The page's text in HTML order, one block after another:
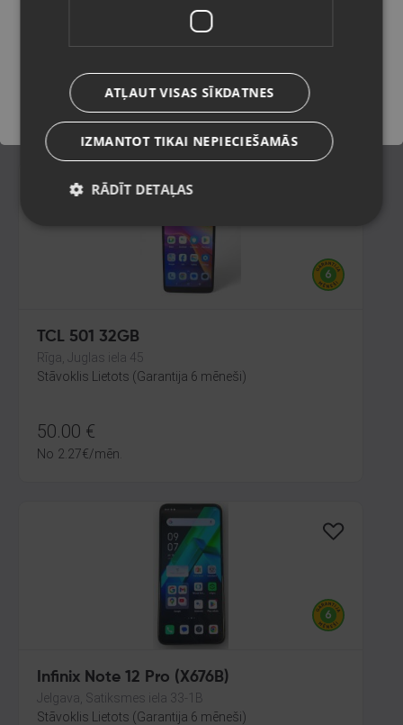
Stāvoklis Lietots (Garantija 6 mēneši)
100.00 €
4.55€/mēn.
TCL 501 32GB
Rīga, Juglas iela 45
Stāvoklis Lietots (Garantija 6 mēneši)
50.00 €
No 2.27€/mēn.
Infinix Note 12 Pro (X676B)
Jelgava, Satiksmes iela 33-1B
Stāvoklis Lietots (Garantija 6 mēneši)
Saglabāt
ATĻAUT VISAS SĪKDATNES
IZMANTOT TIKAI NEPIECIEŠAMĀS
RĀDĪT DETAĻAS